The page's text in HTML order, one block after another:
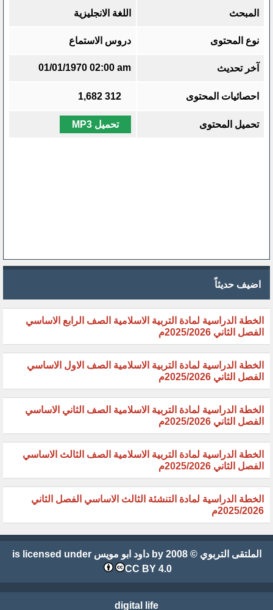
المبحث اللغة الانجليزية
نوع المحتوى دروس الاستماع
آخر تحديث 01/01/1970 02:00 am
احصائيات المحتوى 312
1,682
تحميل المحتوى تحميل MP3
اضيف حديثاً
الخطة الدراسية لمادة التربية الاسلامية الصف الرابع الاساسي
الفصل الثاني 2025/2026م
الخطة الدراسية لمادة التربية الاسلامية الصف الاول الاساسي
الفصل الثاني 2025/2026م
الخطة الدراسية لمادة التربية الاسلامية الصف الثاني الاساسي
الفصل الثاني 2025/2026م
الخطة الدراسية لمادة التربية الاسلامية الصف الثالث الاساسي
الفصل الثاني 2025/2026م
الخطة الدراسية لمادة التنشئة الثالث الاساسي الفصل الثاني
2025/2026م
الملتقى التربوي © 2008 by داود ابو مويس is licensed under
CC BY 4.0
digital life